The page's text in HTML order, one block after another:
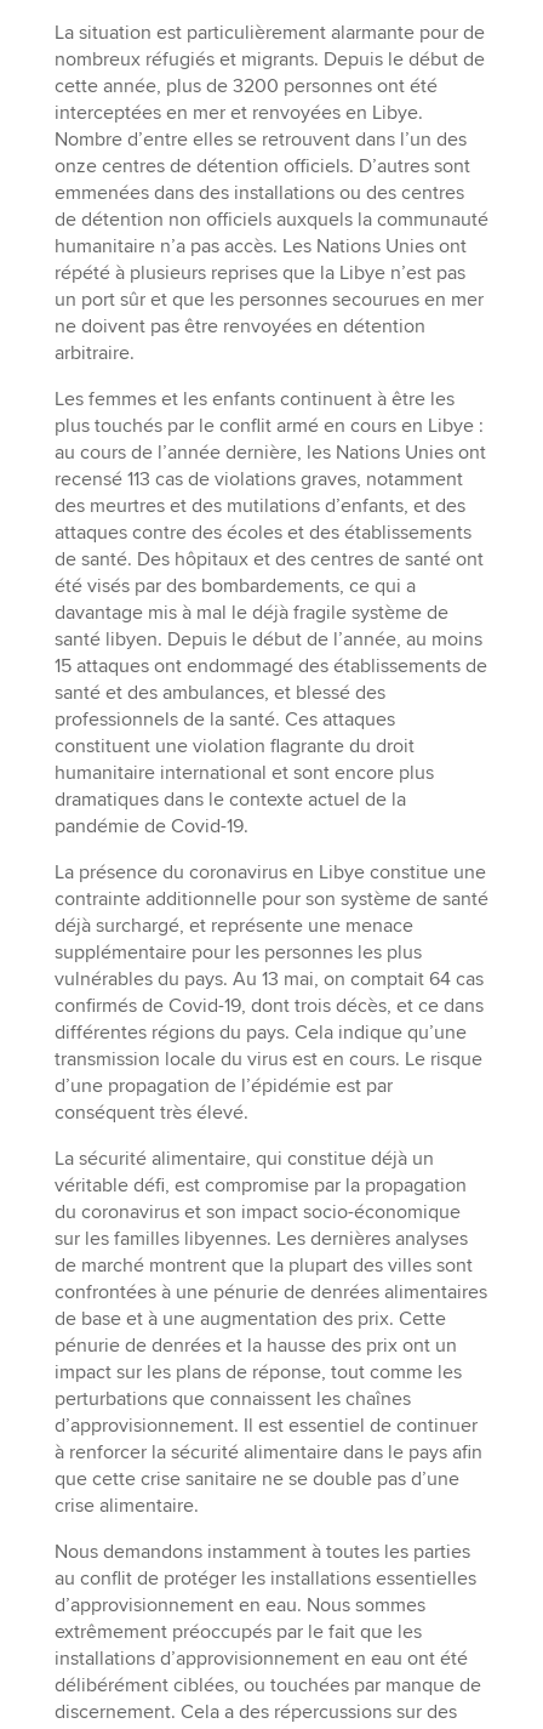
La situation est particulièrement alarmante pour de
nombreux réfugiés et migrants. Depuis le début de
cette année, plus de 3200 personnes ont été
interceptées en mer et renvoyées en Libye.
Nombre d’entre elles se retrouvent dans l’un des
onze centres de détention officiels. D’autres sont
emmenées dans des installations ou des centres
de détention non officiels auxquels la communauté
humanitaire n’a pas accès. Les Nations Unies ont
répété à plusieurs reprises que la Libye n’est pas
un port sûr et que les personnes secourues en mer
ne doivent pas être renvoyées en détention
arbitraire.
Les femmes et les enfants continuent à être les
plus touchés par le conflit armé en cours en Libye :
au cours de l’année dernière, les Nations Unies ont
recensé 113 cas de violations graves, notamment
des meurtres et des mutilations d’enfants, et des
attaques contre des écoles et des établissements
de santé. Des hôpitaux et des centres de santé ont
été visés par des bombardements, ce qui a
davantage mis à mal le déjà fragile système de
santé libyen. Depuis le début de l’année, au moins
15 attaques ont endommagé des établissements de
santé et des ambulances, et blessé des
professionnels de la santé. Ces attaques
constituent une violation flagrante du droit
humanitaire international et sont encore plus
dramatiques dans le contexte actuel de la
pandémie de Covid-19.
La présence du coronavirus en Libye constitue une
contrainte additionnelle pour son système de santé
déjà surchargé, et représente une menace
supplémentaire pour les personnes les plus
vulnérables du pays. Au 13 mai, on comptait 64 cas
confirmés de Covid-19, dont trois décès, et ce dans
différentes régions du pays. Cela indique qu’une
transmission locale du virus est en cours. Le risque
d’une propagation de l’épidémie est par
conséquent très élevé.
La sécurité alimentaire, qui constitue déjà un
véritable défi, est compromise par la propagation
du coronavirus et son impact socio-économique
sur les familles libyennes. Les dernières analyses
de marché montrent que la plupart des villes sont
confrontées à une pénurie de denrées alimentaires
de base et à une augmentation des prix. Cette
pénurie de denrées et la hausse des prix ont un
impact sur les plans de réponse, tout comme les
perturbations que connaissent les chaînes
d’approvisionnement. Il est essentiel de continuer
à renforcer la sécurité alimentaire dans le pays afin
que cette crise sanitaire ne se double pas d’une
crise alimentaire.
Nous demandons instamment à toutes les parties
au conflit de protéger les installations essentielles
d’approvisionnement en eau. Nous sommes
extrêmement préoccupés par le fait que les
installations d’approvisionnement en eau ont été
délibérément ciblées, ou touchées par manque de
discernement. Cela a des répercussions sur des